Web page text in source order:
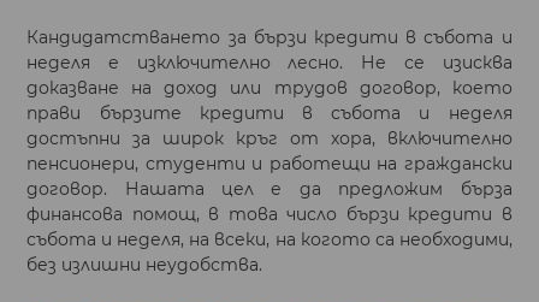
Кандидатстването за бързи кредити в събота и
неделя е изключително лесно. Не се изисква
доказване на доход или трудов договор, което
прави бързите кредити в събота и неделя
достъпни за широк кръг от хора, включително
пенсионери, студенти и работещи на граждански
договор. Нашата цел е да предложим бърза
финансова помощ, в това число бързи кредити в
събота и неделя, на всеки, на когото са необходими,
без излишни неудобства.